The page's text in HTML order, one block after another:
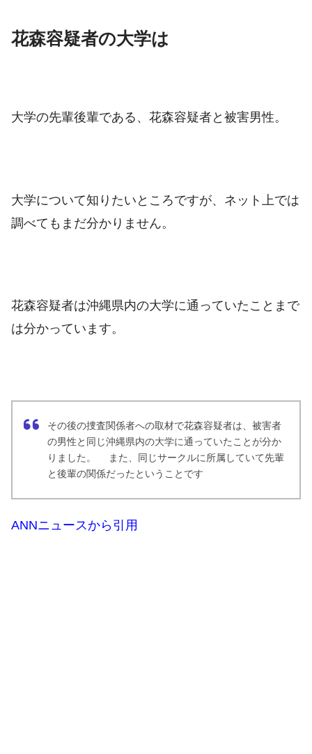
花森容疑者の大学は
大学の先輩後輩である、花森容疑者と被害男性。
大学について知りたいところですが、ネット上では
調べてもまだ分かりません。
花森容疑者は沖縄県内の大学に通っていたことまで
は分かっています。
その後の捜査関係者への取材で花森容疑者は、被害者
の男性と同じ沖縄県内の大学に通っていたことが分か
りました。 また、同じサークルに所属していて先輩
と後輩の関係だったということです
ANNニュースから引用